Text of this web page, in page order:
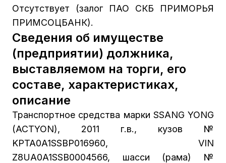
Отсутствует (залог ПАО СКБ ПРИМОРЬЯ
ПРИМСОЦБАНК).
Сведения об имуществе
(предприятии) должника,
выставляемом на торги, его
составе, характеристиках,
описание
Транспортное средства марки SSANG YONG
(ACTYON), 2011 г.в., кузов №
KPTA0A1SSBP016960, VIN
Z8UA0A1SSB0004566, шасси (рама) №